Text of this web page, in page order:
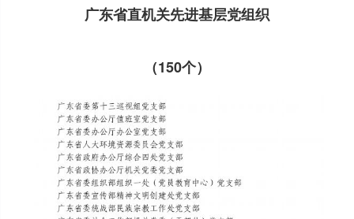
广东省直机关先进基层党组织
（150个）